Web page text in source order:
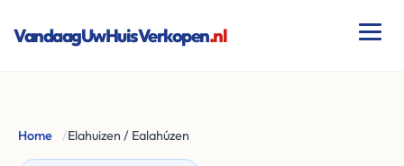
VandaagUwHuisVerkopen.nl
Home /Elahuizen / Ealahúzen